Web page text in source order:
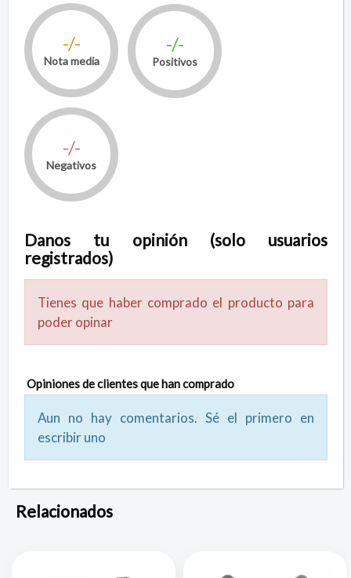
-/-
Nota media
-/-
Positivos
-/-
Negativos
Danos tu opinión (solo usuarios
registrados)
Tienes que haber comprado el producto para
poder opinar
Opiniones de clientes que han comprado
Aun no hay comentarios. Sé el primero en
escribir uno
Relacionados